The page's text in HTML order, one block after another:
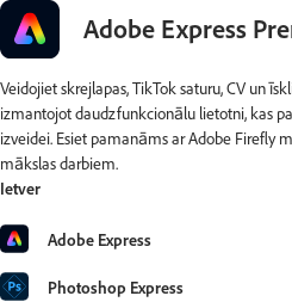
Adobe Express
Veidojiet skrejlapas, TikTok saturu, CV un
izmantojot daudzfunkcionālu lietotni, kas
izveidei. Esiet pamanāms ar Adobe
mākslas darbiem.
Ietver
Adobe Express
Photoshop Express